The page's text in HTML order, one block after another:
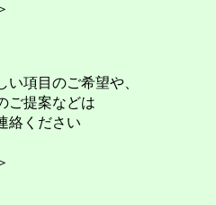
項目のご希望や、
ご提案などは
絡ください